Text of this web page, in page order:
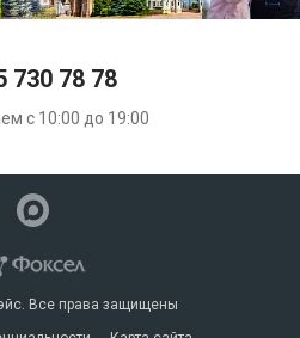
730 78 78
с 10:00 до 19:00
Все права защищены